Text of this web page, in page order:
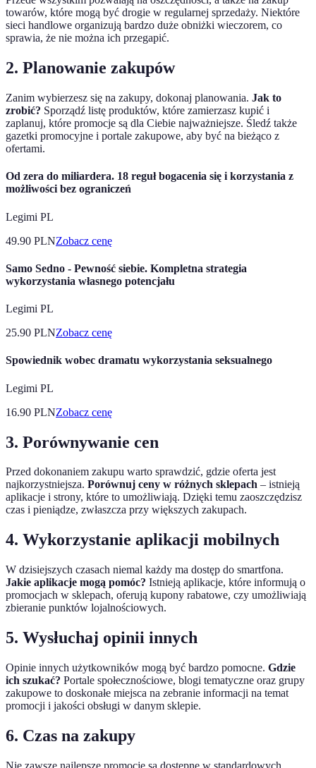
towarów, które mogą być drogie w regularnej sprzedaży. Niektóre
sieci handlowe organizują bardzo duże obniżki wieczorem, co
sprawia, że nie można ich przegapić.
2. Planowanie zakupów
Zanim wybierzesz się na zakupy, dokonaj planowania. Jak to
zrobić? Sporządź listę produktów, które zamierzasz kupić i
zaplanuj, które promocje są dla Ciebie najważniejsze. Śledź także
gazetki promocyjne i portale zakupowe, aby być na bieżąco z
ofertami.
Od zera do miliardera. 18 reguł bogacenia się i korzystania z
możliwości bez ograniczeń
Legimi PL
49.90 PLNZobacz cenę
Samo Sedno - Pewność siebie. Kompletna strategia
wykorzystania własnego potencjału
Legimi PL
25.90 PLNZobacz cenę
Spowiednik wobec dramatu wykorzystania seksualnego
Legimi PL
16.90 PLNZobacz cenę
3. Porównywanie cen
Przed dokonaniem zakupu warto sprawdzić, gdzie oferta jest
najkorzystniejsza. Porównuj ceny w różnych sklepach – istnieją
aplikacje i strony, które to umożliwiają. Dzięki temu zaoszczędzisz
czas i pieniądze, zwłaszcza przy większych zakupach.
4. Wykorzystanie aplikacji mobilnych
W dzisiejszych czasach niemal każdy ma dostęp do smartfona.
Jakie aplikacje mogą pomóc? Istnieją aplikacje, które informują o
promocjach w sklepach, oferują kupony rabatowe, czy umożliwiają
zbieranie punktów lojalnościowych.
5. Wysłuchaj opinii innych
Opinie innych użytkowników mogą być bardzo pomocne. Gdzie
ich szukać? Portale społecznościowe, blogi tematyczne oraz grupy
zakupowe to doskonałe miejsca na zebranie informacji na temat
promocji i jakości obsługi w danym sklepie.
6. Czas na zakupy
Nie zawsze najlepsze promocje są dostępne w standardowych